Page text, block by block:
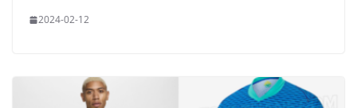
2024-02-12